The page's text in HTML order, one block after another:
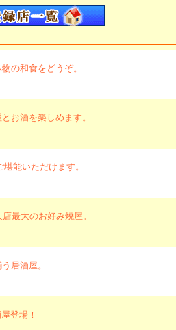
の和食をどうぞ。
お酒を楽しめます。
能いただけます。
最大のお好み焼屋。
居酒屋。
登場！